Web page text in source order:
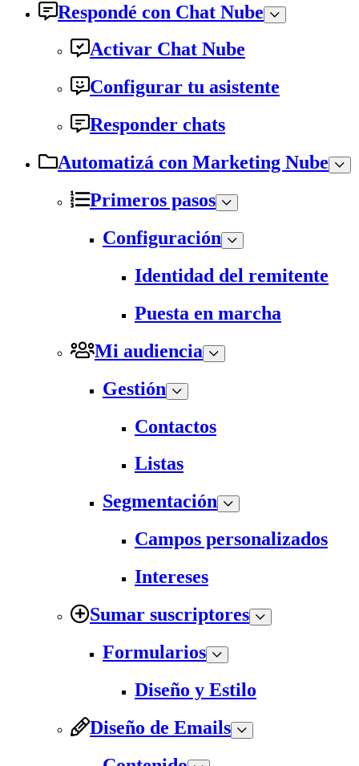
Respondé con Chat Nube
Activar Chat Nube
Configurar tu asistente
Responder chats
Automatizá con Marketing Nube
Primeros pasos
Configuración
Identidad del remitente
Puesta en marcha
Mi audiencia
Gestión
Contactos
Listas
Segmentación
Campos personalizados
Intereses
Sumar suscriptores
Formularios
Diseño y Estilo
Diseño de Emails